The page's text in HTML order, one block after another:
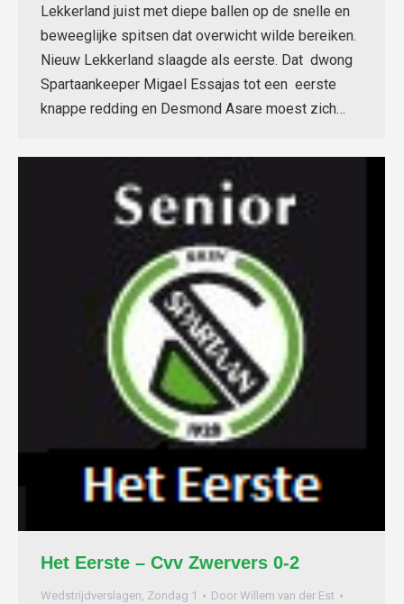
Lekkerland juist met diepe ballen op de snelle en
beweeglijke spitsen dat overwicht wilde bereiken.
Nieuw Lekkerland slaagde als eerste. Dat dwong
Spartaankeeper Migael Essajas tot een eerste
knappe redding en Desmond Asare moest zich…
Het Eerste – Cvv Zwervers 0-2
Wedstrijdverslagen, Zondag 1 Door Willem van der Est